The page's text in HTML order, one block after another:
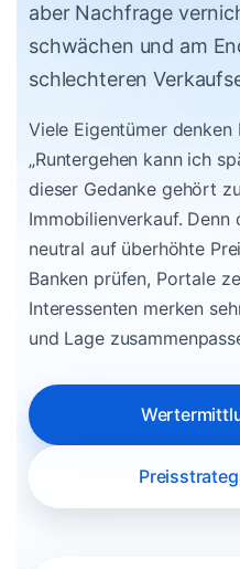
aber Nachfrage
schwächen und am
schlechteren
Viele Eigentümer denken
„Runtergehen kann ich
dieser Gedanke gehört
Immobilienverkauf.
neutral auf überhöhte
Banken prüfen, Portale
Interessenten merken
und Lage